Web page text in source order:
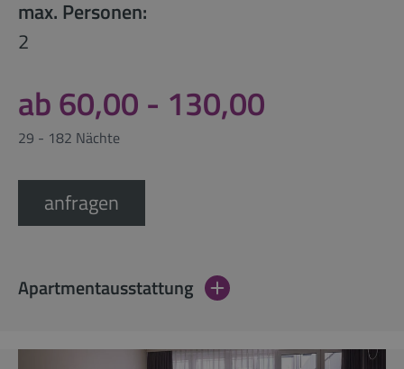
max. Personen:
2
ab 60,00 - 130,00
29 - 182 Nächte
anfragen
Apartmentausstattung